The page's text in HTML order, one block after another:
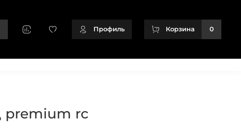
Профиль Корзина 0
premium rc